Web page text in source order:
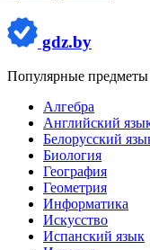
gdz.by
Популярные предметы
Алгебра
Английский
Белорусский
Биология
География
Геометрия
Информатика
Искусство
Испанский язык